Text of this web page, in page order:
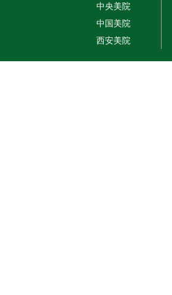
中央美院
中国美院
西安美院